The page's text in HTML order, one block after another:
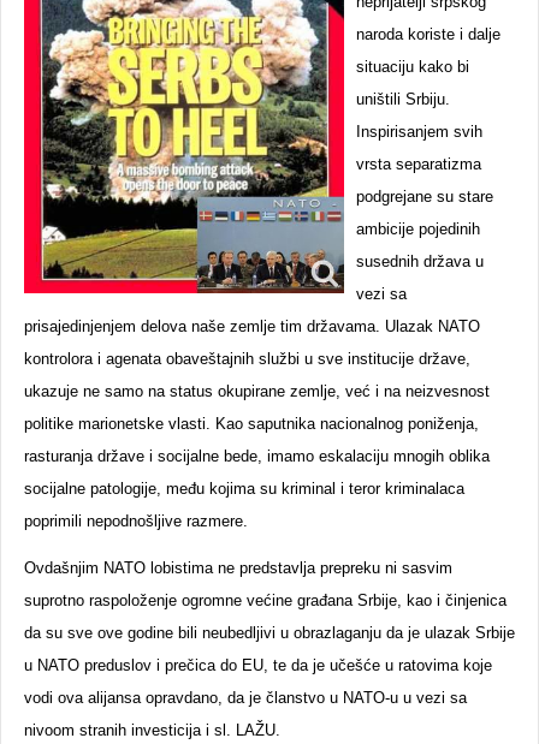
naroda koriste i dalje
situaciju kako bi
uništili Srbiju.
Inspirisanjem svih
vrsta separatizma
podgrejane su stare
ambicije pojedinih
susednih država u
vezi sa
prisajedinjenjem delova naše zemlje tim državama. Ulazak NATO
kontrolora i agenata obaveštajnih službi u sve institucije države,
ukazuje ne samo na status okupirane zemlje, već i na neizvesnost
politike marionetske vlasti. Kao saputnika nacionalnog poniženja,
rasturanja države i socijalne bede, imamo eskalaciju mnogih oblika
socijalne patologije, među kojima su kriminal i teror kriminalaca
poprimili nepodnošljive razmere.
Ovdašnjim NATO lobistima ne predstavlja prepreku ni sasvim
suprotno raspoloženje ogromne većine građana Srbije, kao i činjenica
da su sve ove godine bili neubedljivi u obrazlaganju da je ulazak Srbije
u NATO preduslov i prečica do EU, te da je učešće u ratovima koje
vodi ova alijansa opravdano, da je članstvo u NATO-u u vezi sa
nivoom stranih investicija i sl. LAŽU.